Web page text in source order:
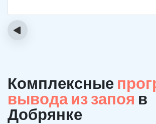
‹
Комплексные
вывода из запоя в
Добрянке